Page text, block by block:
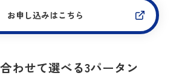
お申し込みはこちら
わせて選べる3パータン